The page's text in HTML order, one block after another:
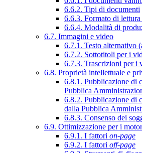
6.6.2. Tipi di documenti
6.6.3. Formato di
6.6.4. Modalità di
6.7. Immagini e video
6.7.1. Testo alternativo
6.7.2. Sottotitoli per i
6.7.3. Trascrizioni per i
6.8. Proprietà intellettuale e
6.8.1. Pubblicazione di
Pubblica
6.8.2. Pubblicazione di
dalla Pubblica
6.8.3. Consenso dei
6.9. Ottimizzazione per i
6.9.1. I fattori on-page
6.9.2. I fattori off-page